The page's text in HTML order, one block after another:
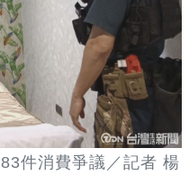
83件消費爭議／記者 楊